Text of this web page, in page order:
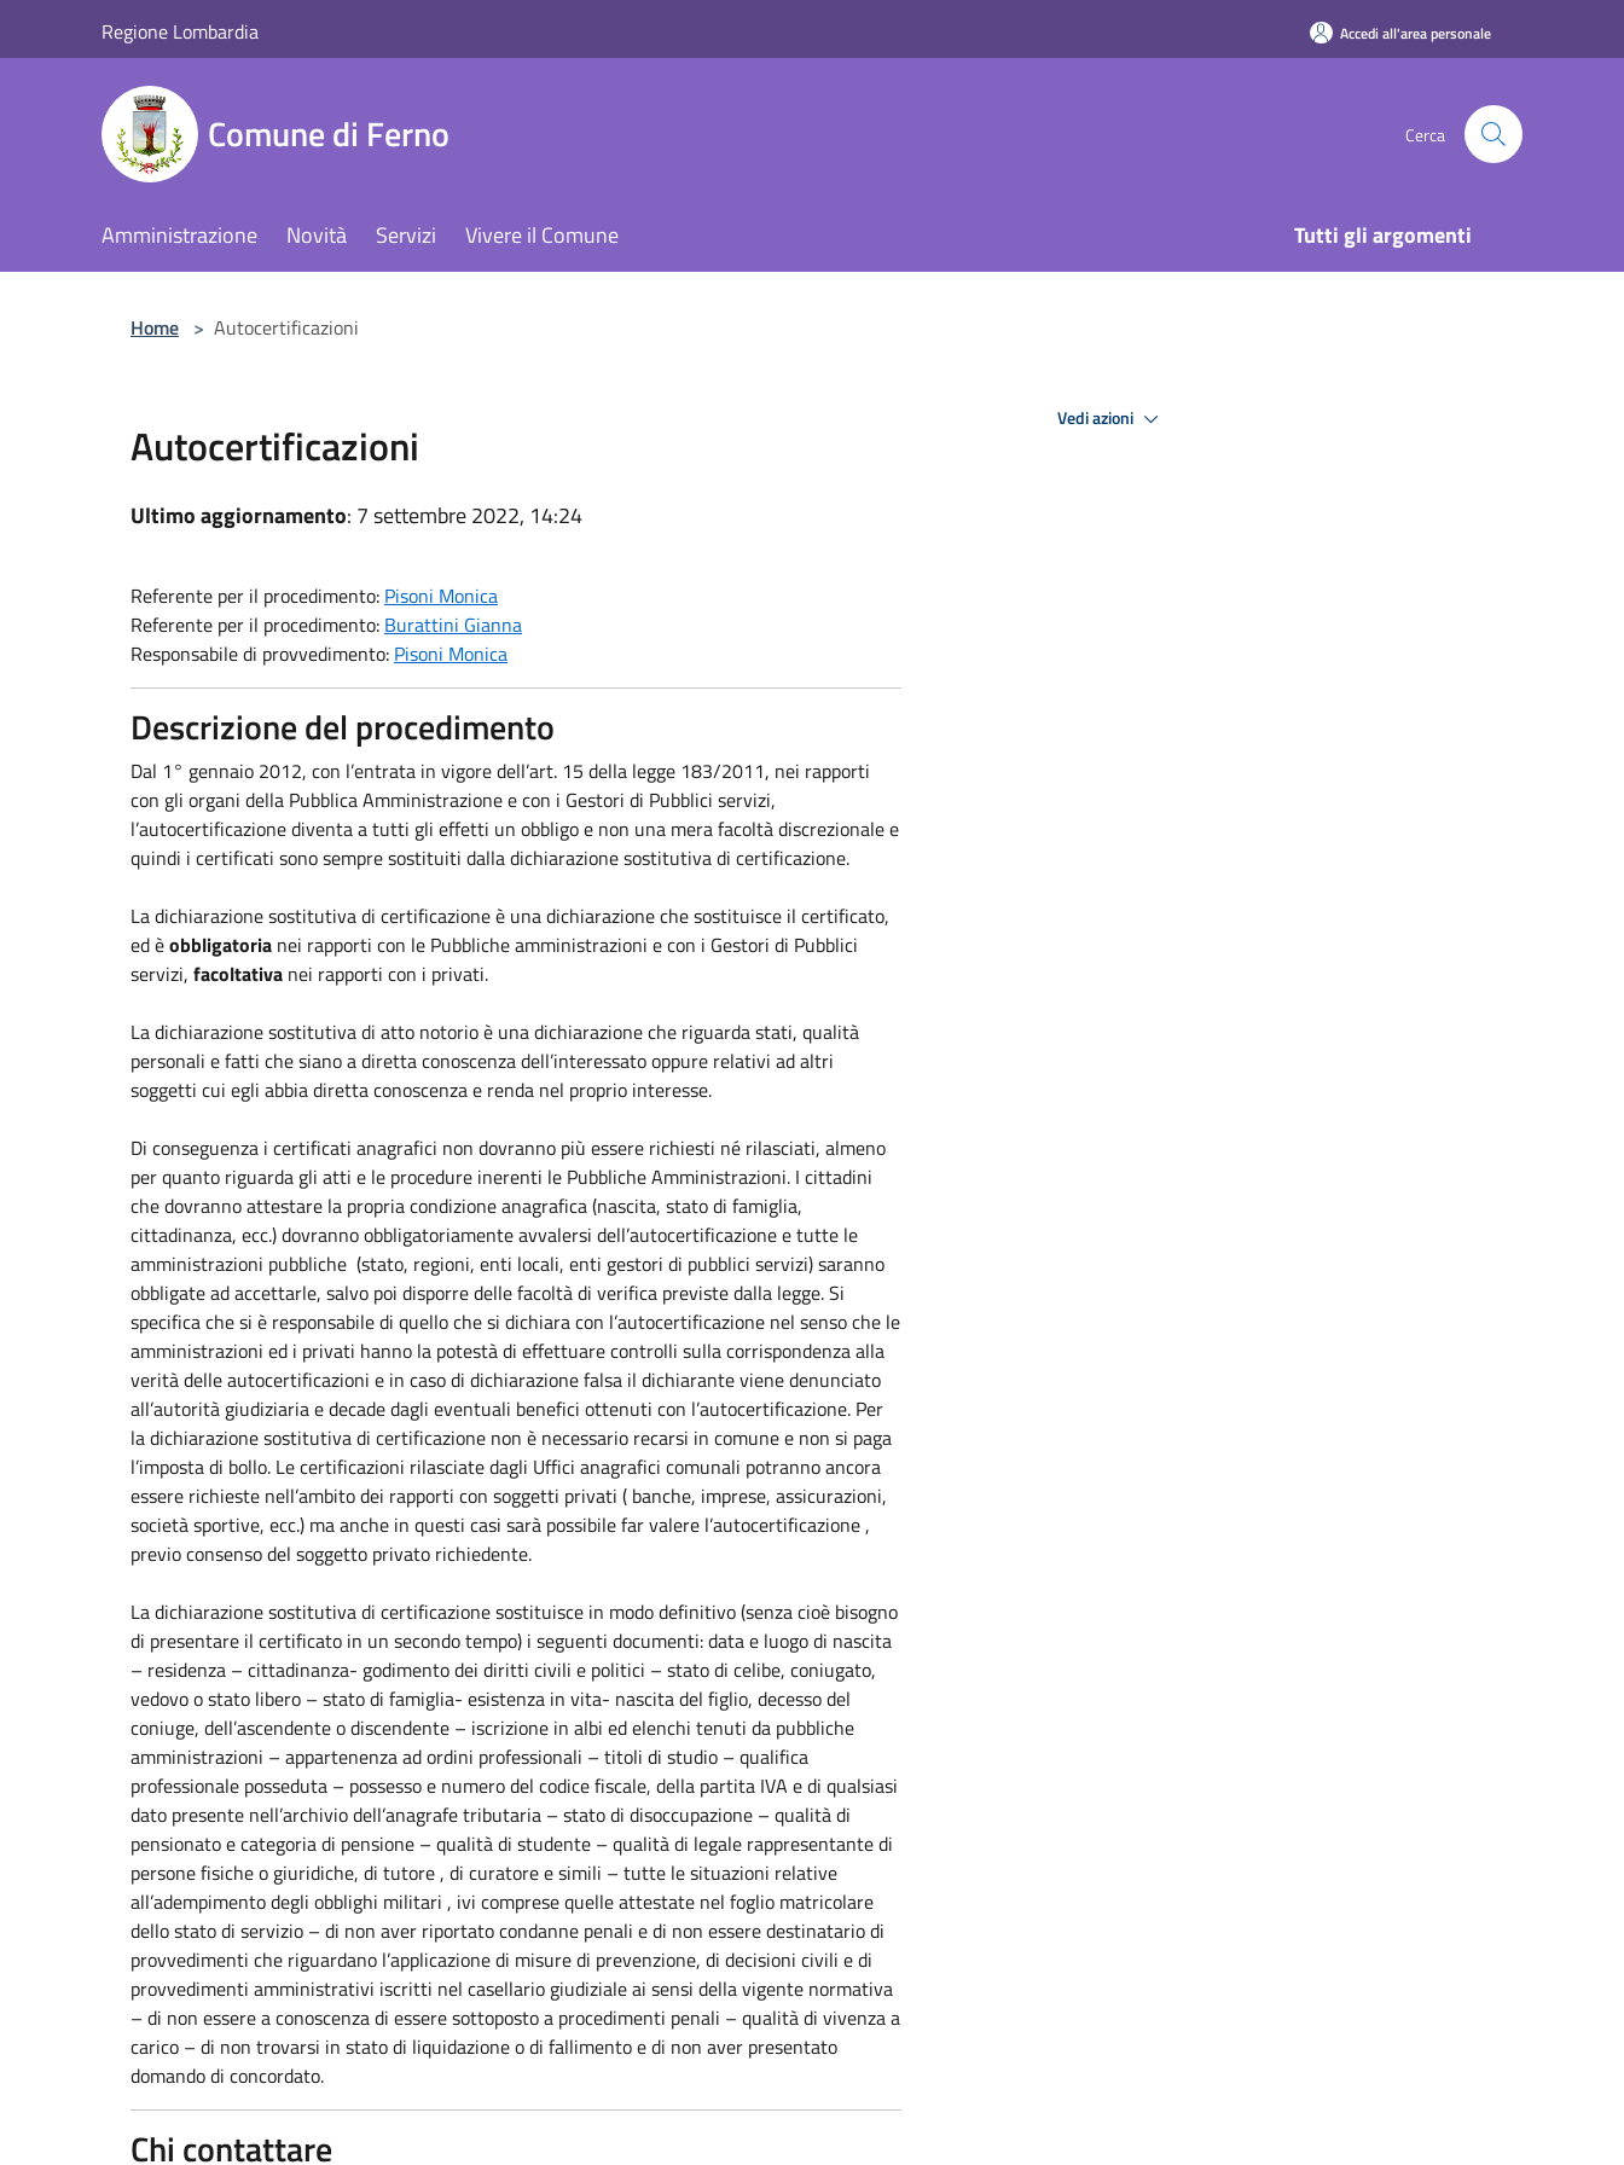
Regione Lombardia Accedi all'area personale
Comune di Ferno Cerca
Amministrazione Novità Servizi Vivere il Comune Tutti gli argomenti
Home > Autocertificazioni
Autocertificazioni
Ultimo aggiornamento: 7 settembre 2022, 14:24
Referente per il procedimento: Pisoni Monica
Referente per il procedimento: Burattini Gianna
Responsabile di provvedimento: Pisoni Monica
Descrizione del procedimento
Dal 1° gennaio 2012, con l’entrata in vigore dell’art. 15 della legge 183/2011, nei rapporti
con gli organi della Pubblica Amministrazione e con i Gestori di Pubblici servizi,
l’autocertificazione diventa a tutti gli effetti un obbligo e non una mera facoltà discrezionale e
quindi i certificati sono sempre sostituiti dalla dichiarazione sostitutiva di certificazione.
La dichiarazione sostitutiva di certificazione è una dichiarazione che sostituisce il certificato,
ed èobbligatoria nei rapporti con le Pubbliche amministrazioni e con i Gestori di Pubblici
servizi, facoltativa nei rapporti con i privati.
La dichiarazione sostitutiva di atto notorio è una dichiarazione che riguarda stati, qualità
personali e fatti che siano a diretta conoscenza dell’interessato oppure relativi ad altri
soggetti cui egli abbia diretta conoscenza e renda nel proprio interesse.
Di conseguenza i certificati anagrafici non dovranno più essere richiesti né rilasciati, almeno
per quanto riguarda gli atti e le procedure inerenti le Pubbliche Amministrazioni. I cittadini
che dovranno attestare la propria condizione anagrafica (nascita, stato di famiglia,
cittadinanza, ecc.) dovranno obbligatoriamente avvalersi dell’autocertificazione e tutte le
amministrazioni pubbliche (stato, regioni, enti locali, enti gestori di pubblici servizi) saranno
obbligate ad accettarle, salvo poi disporre delle facoltà di verifica previste dalla legge. Si
specifica che si è responsabile di quello che si dichiara con l’autocertificazione nel senso che le
amministrazioni ed i privati hanno la potestà di effettuare controlli sulla corrispondenza alla
verità delle autocertificazioni e in caso di dichiarazione falsa il dichiarante viene denunciato
all’autorità giudiziaria e decade dagli eventuali benefici ottenuti con l’autocertificazione. Per
la dichiarazione sostitutiva di certificazione non è necessario recarsi in comune e non si paga
l’imposta di bollo. Le certificazioni rilasciate dagli Uffici anagrafici comunali potranno ancora
essere richieste nell’ambito dei rapporti con soggetti privati ( banche, imprese, assicurazioni,
società sportive, ecc.) ma anche in questi casi sarà possibile far valere l’autocertificazione ,
previo consenso del soggetto privato richiedente.
La dichiarazione sostitutiva di certificazione sostituisce in modo definitivo (senza cioè bisogno
di presentare il certificato in un secondo tempo) i seguenti documenti: data e luogo di nascita
– residenza – cittadinanza- godimento dei diritti civili e politici – stato di celibe, coniugato,
vedovo o stato libero – stato di famiglia- esistenza in vita- nascita del figlio, decesso del
coniuge, dell’ascendente o discendente – iscrizione in albi ed elenchi tenuti da pubbliche
amministrazioni – appartenenza ad ordini professionali – titoli di studio – qualifica
professionale posseduta – possesso e numero del codice fiscale, della partita IVA e di qualsiasi
dato presente nell’archivio dell’anagrafe tributaria – stato di disoccupazione – qualità di
pensionato e categoria di pensione – qualità di studente – qualità di legale rappresentante di
persone fisiche o giuridiche, di tutore , di curatore e simili – tutte le situazioni relative
all’adempimento degli obblighi militari , ivi comprese quelle attestate nel foglio matricolare
dello stato di servizio – di non aver riportato condanne penali e di non essere destinatario di
provvedimenti che riguardano l’applicazione di misure di prevenzione, di decisioni civili e di
provvedimenti amministrativi iscritti nel casellario giudiziale ai sensi della vigente normativa
– di non essere a conoscenza di essere sottoposto a procedimenti penali – qualità di vivenza a
carico – di non trovarsi in stato di liquidazione o di fallimento e di non aver presentato
domando di concordato.
Chi contattare
Vedi azioni